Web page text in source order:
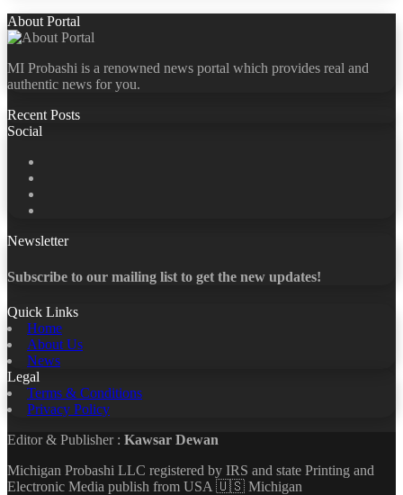
About Portal
MI Probashi is a renowned news portal which provides real and
authentic news for you.
Recent Posts
Social
Newsletter
Subscribe to our mailing list to get the new updates!
Quick Links
Home
About Us
News
Legal
Terms & Conditions
Privacy Policy
Editor & Publisher : Kawsar Dewan
Michigan Probashi LLC registered by IRS and state Printing and
Electronic Media publish from USA 🇺🇸 Michigan